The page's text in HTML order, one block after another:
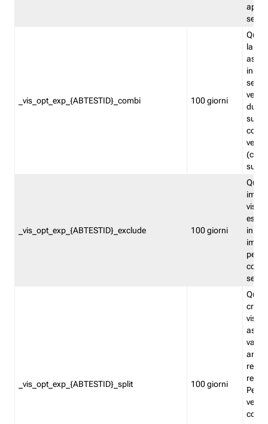
_vis_opt_exp_{ABTESTID}_combi 100 giorni
la
in
_vis_opt_exp_{ABTESTID}_exclude 100 giorni
in
_vis_opt_exp_{ABTESTID}_split 100 giorni